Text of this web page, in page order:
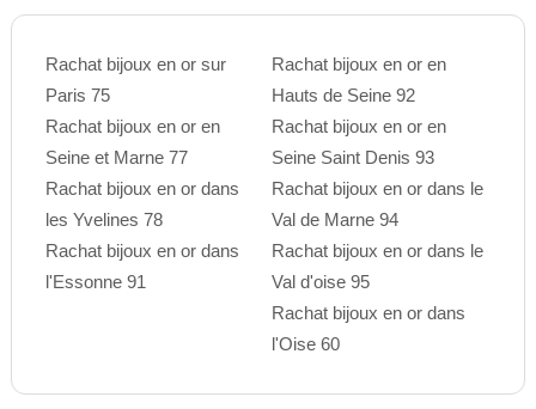
Rachat bijoux en or sur
Paris 75
Rachat bijoux en or en
Seine et Marne 77
Rachat bijoux en or dans
les Yvelines 78
Rachat bijoux en or dans
l'Essonne 91
Rachat bijoux en or en
Hauts de Seine 92
Rachat bijoux en or en
Seine Saint Denis 93
Rachat bijoux en or dans le
Val de Marne 94
Rachat bijoux en or dans le
Val d'oise 95
Rachat bijoux en or dans
l'Oise 60